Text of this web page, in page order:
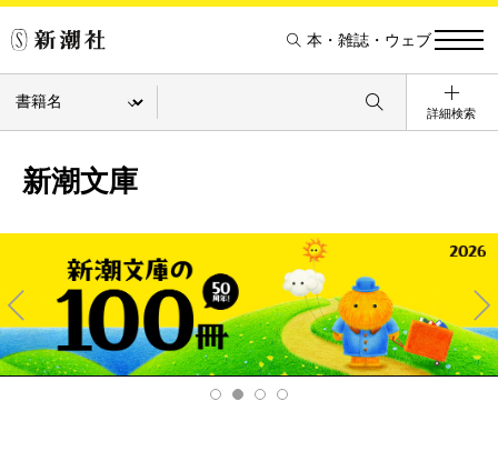
本・雑誌・ウェブ
詳細検索
新潮文庫
Pre
v
Ne
xt